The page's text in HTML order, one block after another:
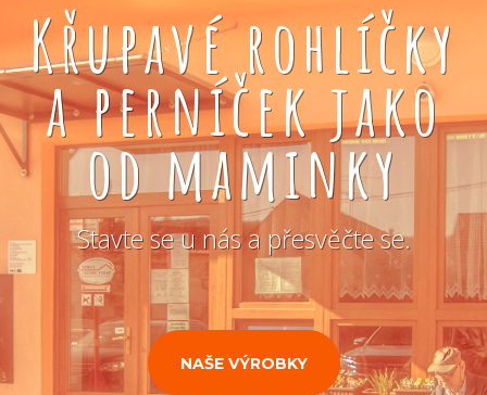
Křupavé rohlíčky
a perníček jako
od maminky
Stavte se u nás a přesvěčte se.
NAŠE VÝROBKY